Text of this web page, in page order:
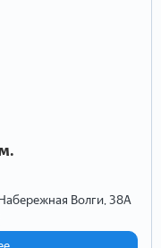
Волги, 38А